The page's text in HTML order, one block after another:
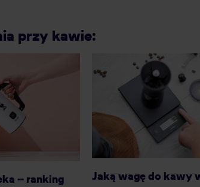
przy kawie:
– ranking Jaką wagę do kawy